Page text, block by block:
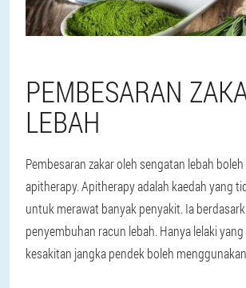
PEMBESARAN
LEBAH
Pembesaran zakar oleh sengatan lebah
apitherapy. Apitherapy adalah kaedah yang
untuk merawat banyak penyakit. Ia
penyembuhan racun lebah. Hanya lelaki
kesakitan jangka pendek boleh